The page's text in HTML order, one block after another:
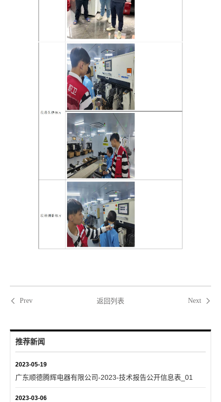
Prev 返回列表 Next
推荐新闻
2023-05-19
广东顺德腾辉电器有限公司-2023-技术报告公开信息表_01
2023-03-06